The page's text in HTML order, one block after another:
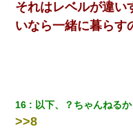
それはレベルが違い
いなら一緒に暮らす
16 以下、？ちゃんねる
>>8